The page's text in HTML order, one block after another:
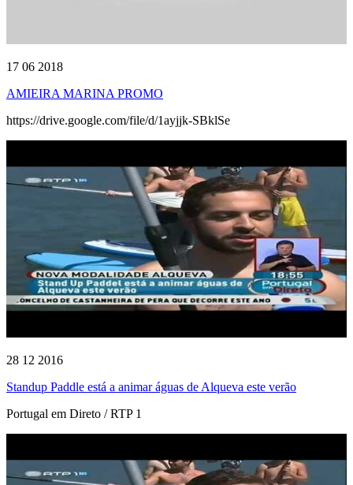
17 06 2018
AMIEIRA MARINA PROMO
https://drive.google.com/file/d/1ayjjk-SBklSe
28 12 2016
Standup Paddle está a animar águas de Alqueva este verão
Portugal em Direto / RTP 1